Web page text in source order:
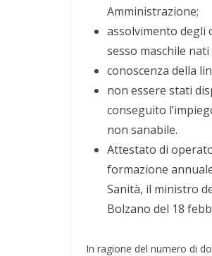
Amministrazione;
assolvimento degli
sesso maschile
conoscenza della
non essere stati
conseguito
non sanabile.
Attestato di
formazione
Sanità, il ministro
Bolzano del 18
In ragione del numero di